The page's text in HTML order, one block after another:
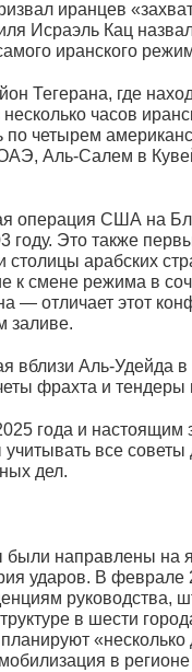
иранцев
Исраэль Кац
иранского
Тегерана, где
часов
по четырем
Аль-Салем в
операция США на
году. Это также
арабских
к смене режима в
— отличает этот
заливе.
вблизи Аль-Удейда
фрахта и тендеры
года и настоящим
все
дел.
были направлены на
ударов. В
руководства,
в шести
в регионе